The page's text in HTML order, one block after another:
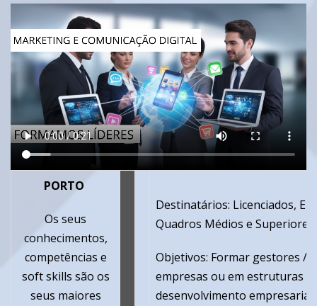
PORTO
Os seus
conhecimentos,
competências e
soft skills são os
seus maiores
Destinatários: Licenciados,
Quadros Médios e
Objetivos: Formar gestores /
empresas ou em estruturas
desenvolvimento empresarial,